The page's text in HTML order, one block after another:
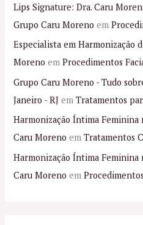
Lips Signature: Dra. Caru
Grupo Caru Moreno em
Especialista em Harmonização
Moreno emProcedimentos
Grupo Caru Moreno - Tudo
Janeiro - RJ emTratamentos
Harmonização Íntima Feminina
Caru Moreno emTratamentos
Harmonização Íntima Feminina
Caru Moreno em